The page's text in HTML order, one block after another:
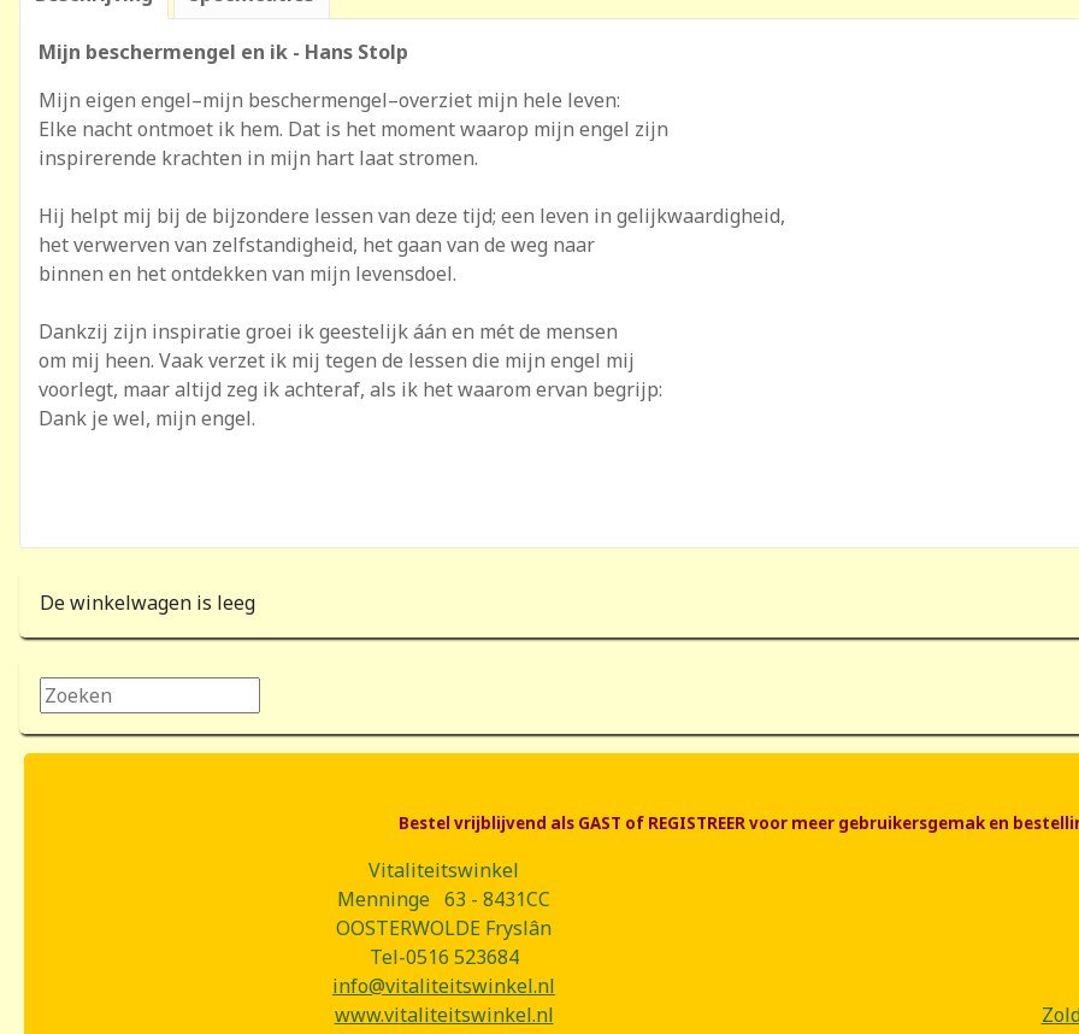
Mijn beschermengel en ik - Hans Stolp
Mijn eigen engel–mijn beschermengel–overziet mijn hele leven:
Elke nacht ontmoet ik hem. Dat is het moment waarop mijn engel zijn
inspirerende krachten in mijn hart laat stromen.
Hij helpt mij bij de bijzondere lessen van deze tijd; een leven in gelijkwaardigheid,
het verwerven van zelfstandigheid, het gaan van de weg naar
binnen en het ontdekken van mijn levensdoel.
Dankzij zijn inspiratie groei ik geestelijk áán en mét de mensen
om mij heen. Vaak verzet ik mij tegen de lessen die mijn engel mij
voorlegt, maar altijd zeg ik achteraf, als ik het waarom ervan begrijp:
Dank je wel, mijn engel.
De winkelwagen is leeg
Zoeken...
Bestel vrijblijvend als GAST of REGISTREER voor meer gebruikersgemak en
Vitaliteitswinkel
Menninge 63 - 8431CC
OOSTERWOLDE Fryslân
Tel-0516 523684
info@vitaliteitswinkel.nl
www.vitaliteitswinkel.nl